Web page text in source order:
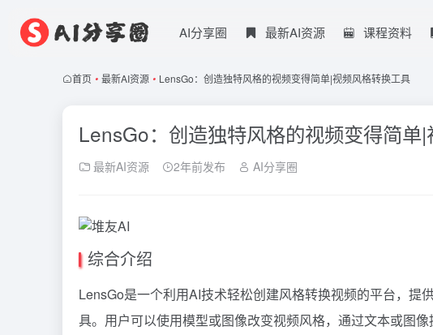
AI分享圈 最新AI资源 课程资料
首页 • 最新AI资源 • LensGo：创造独特风格的视频变得简单|视频风格转换工具
LensGo：创造独特风格的视频变得简单
最新AI资源 2年前发布 AI分享圈
综合介绍
LensGo是一个利用AI技术轻松创建风格转换视频的平台，提
具。用户可以使用模型或图像改变视频风格，通过文本或图